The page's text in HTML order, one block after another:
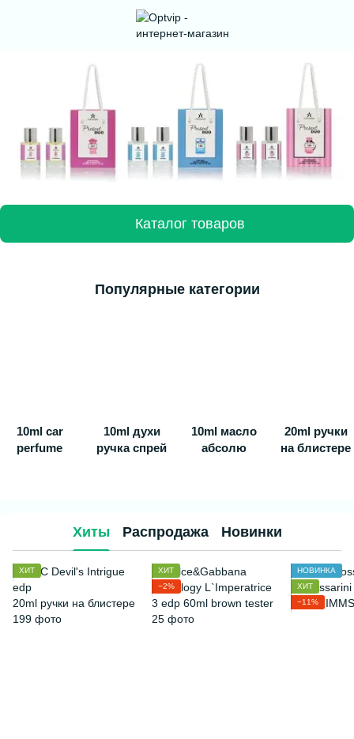
Каталог товаров
Популярные категории
10ml car
perfume
10ml духи
ручка спрей
10ml масло
абсолю
20ml ручки
на блистере
Хиты Распродажа Новинки
ХИТ
ХИТ
−2%
НОВИНКА
ХИТ
−11%